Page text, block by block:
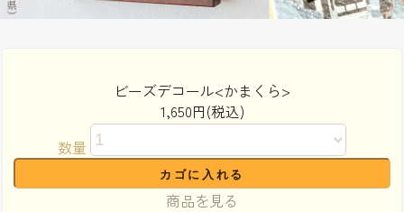
ビーズデコール<かまくら>
1,650円(税込)
数量
商品を見る